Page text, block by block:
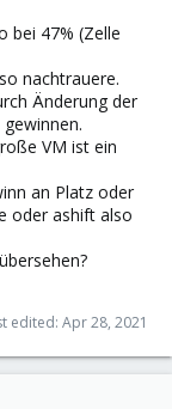
bei 47% (Zelle
nachtrauere.
Änderung der
VM ist ein
an Platz oder
oder ashift also
edited: Apr 28, 2021